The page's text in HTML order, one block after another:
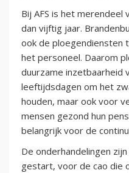
Bij AFS is het
dan vijftig jaar.
ook de ploegendiensten
het personeel. Daarom
duurzame inzetbaarheid
leeftijdsdagen om het
houden, maar ook voor
mensen gezond hun
belangrijk voor de
De onderhandelingen
gestart, voor de cao die